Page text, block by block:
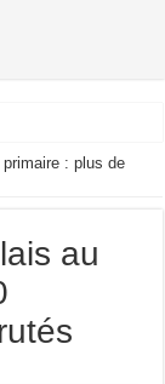
de la Maison
algérienne
islamique
primaire : plus de
au